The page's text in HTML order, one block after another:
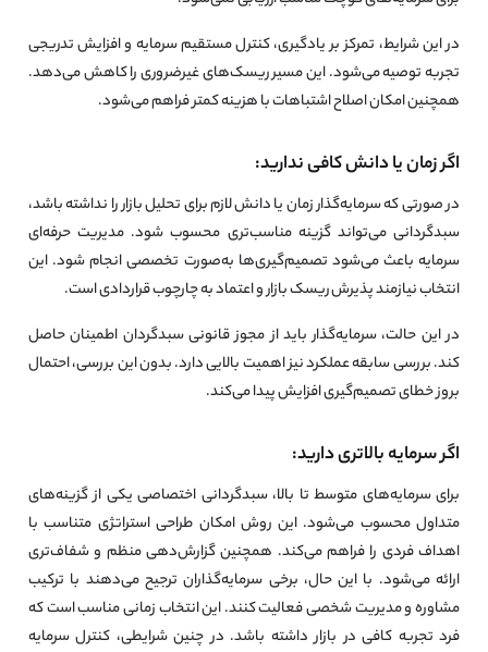
در این شرایط، تمرکز بر یادگیری، کنترل مستقیم سرمایه و افزایش تدریجی
تجربه توصیه می‌شود. این مسیر ریسک‌های غیرضروری را کاهش می‌دهد.
همچنین امکان اصلاح اشتباهات با هزینه کمتر فراهم می‌شود.
اگر زمان یا دانش کافی ندارید:
در صورتی که سرمایه‌گذار زمان یا دانش لازم برای تحلیل بازار را نداشته باشد،
سبدگردانی می‌تواند گزینه مناسب‌تری محسوب شود. مدیریت حرفه‌ای
سرمایه باعث می‌شود تصمیم‌گیری‌ها به‌صورت تخصصی انجام شود. این
انتخاب نیازمند پذیرش ریسک بازار و اعتماد به چارچوب قراردادی است.
در این حالت، سرمایه‌گذار باید از مجوز قانونی سبدگردان اطمینان حاصل
کند. بررسی سابقه عملکرد نیز اهمیت بالایی دارد. بدون این بررسی، احتمال
بروز خطای تصمیم‌گیری افزایش پیدا می‌کند.
اگر سرمایه بالاتری دارید:
برای سرمایه‌های متوسط تا بالا، سبدگردانی اختصاصی یکی از گزینه‌های
متداول محسوب می‌شود. این روش امکان طراحی استراتژی متناسب با
اهداف فردی را فراهم می‌کند. همچنین گزارش‌دهی منظم و شفاف‌تری
ارائه می‌شود. با این حال، برخی سرمایه‌گذاران ترجیح می‌دهند با ترکیب
مشاوره و مدیریت شخصی فعالیت کنند. این انتخاب زمانی مناسب است که
فرد تجربه کافی در بازار داشته باشد. در چنین شرایطی، کنترل سرمایه